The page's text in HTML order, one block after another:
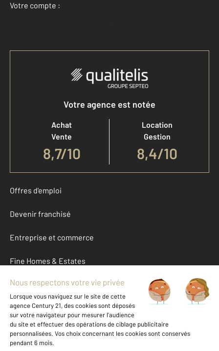
Votre compte :
Accéder à mon compte
Votre agence est notée
Achat
Vente
8,7/10
Location
Gestion
8,4/10
Offres d'emploi
Devenir franchisé
Entreprise et commerce
Fine Homes & Estates
À propos
International
Nous contacter